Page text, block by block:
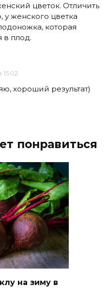
цветок. Отличить
у женского цветка
которая
в плод.
15:02
хороший результат)
понравиться
на зиму в